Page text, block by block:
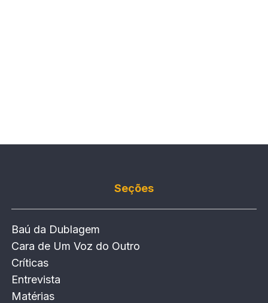
Seções
Baú da Dublagem
Cara de Um Voz do Outro
Críticas
Entrevista
Matérias